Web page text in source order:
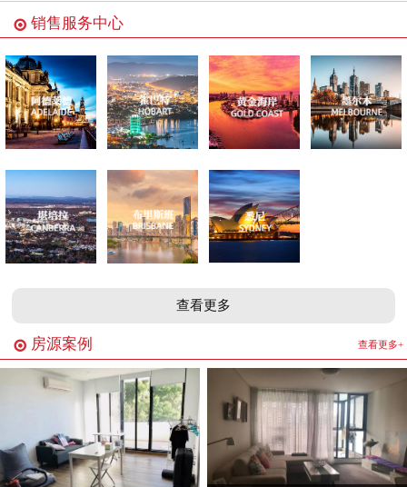
销售服务中心
查看更多
查看更多+
房源案例